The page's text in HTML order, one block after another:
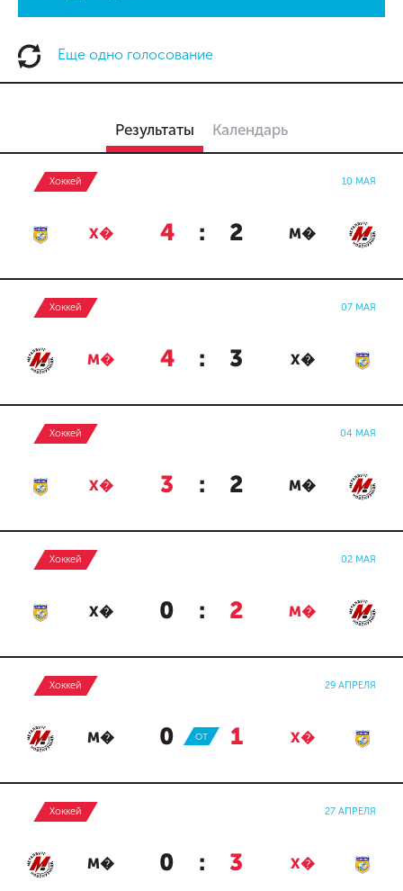
Еще одно голосование
Результаты Календарь
Хоккей 10 МАЯ
Х� 4 : 2 М�
Хоккей 07 МАЯ
М� 4 : 3 Х�
Хоккей 04 МАЯ
Х� 3 : 2 М�
Хоккей 02 МАЯ
Х� 0 : 2 М�
Хоккей 29 АПРЕЛЯ
М� 0 : 1 Х�
ОТ
Хоккей 27 АПРЕЛЯ
М� 0 : 3 Х�